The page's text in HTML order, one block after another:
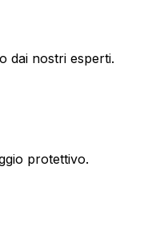
dai nostri esperti.
protettivo.